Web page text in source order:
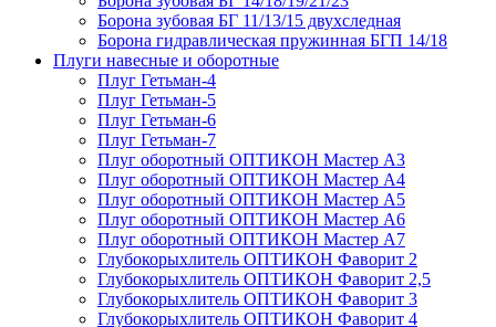
Борона зубовая БГ 11/13/15 двухследная
Борона гидравлическая пружинная БГП 14/18
Плуги навесные и оборотные
Плуг Гетьман-4
Плуг Гетьман-5
Плуг Гетьман-6
Плуг Гетьман-7
Плуг оборотный ОПТИКОН Мастер А3
Плуг оборотный ОПТИКОН Мастер А4
Плуг оборотный ОПТИКОН Мастер А5
Плуг оборотный ОПТИКОН Мастер А6
Плуг оборотный ОПТИКОН Мастер А7
Глубокорыхлитель ОПТИКОН Фаворит 2
Глубокорыхлитель ОПТИКОН Фаворит 2,5
Глубокорыхлитель ОПТИКОН Фаворит 3
Глубокорыхлитель ОПТИКОН Фаворит 4